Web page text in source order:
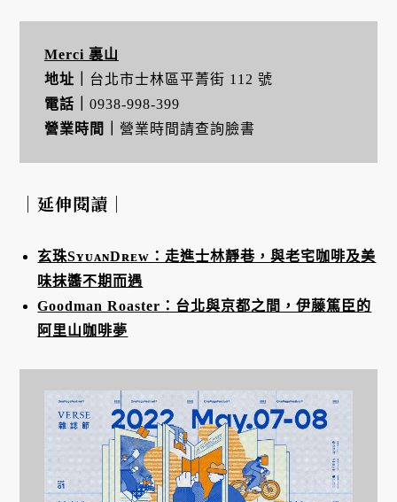
Merci 裏山
地址｜ 台北市士林區平菁街 112 號
電話｜ 0938-998-399
營業時間｜ 營業時間請查詢臉書
｜延伸閱讀｜
玄珠SʏᴜᴀɴDʀᴇᴡ：走進士林靜巷，與老宅咖啡及美
味抹醬不期而遇
Goodman Roaster：台北與京都之間，伊藤篤臣的
阿里山咖啡夢